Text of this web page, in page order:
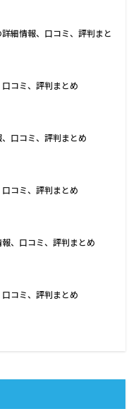
細情報、口コミ、評判まと
コミ、評判まとめ
口コミ、評判まとめ
コミ、評判まとめ
、口コミ、評判まとめ
コミ、評判まとめ